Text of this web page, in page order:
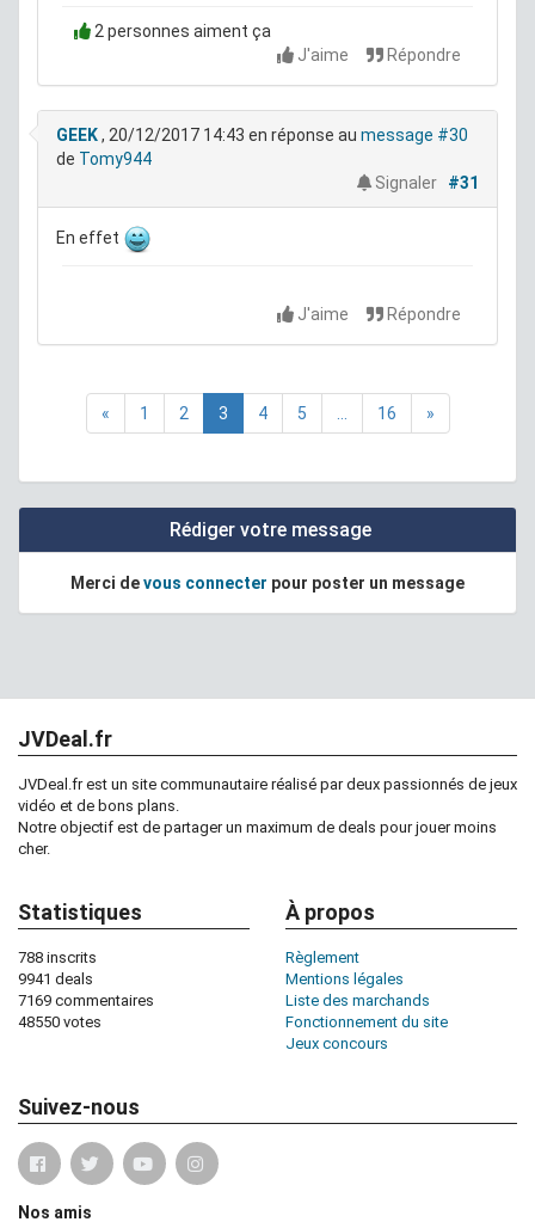
2 personnes aiment ça
J'aime
Répondre
GEEK, 20/12/2017 14:43 en réponse au message #30
de Tomy944
Signaler
#31
En effet
J'aime Répondre
« 1 2 3 4 5 ... 16 »
Rédiger votre message
Merci devous connecter pour poster un message
JVDeal.fr
JVDeal.fr est un site communautaire réalisé par deux passionnés de jeux
vidéo et de bons plans.
Notre objectif est de partager un maximum de deals pour jouer moins
cher.
Statistiques
788 inscrits
9941 deals
7169 commentaires
48550 votes
À propos
Règlement
Mentions légales
Liste des marchands
Fonctionnement du site
Jeux concours
Suivez-nous
Nos amis